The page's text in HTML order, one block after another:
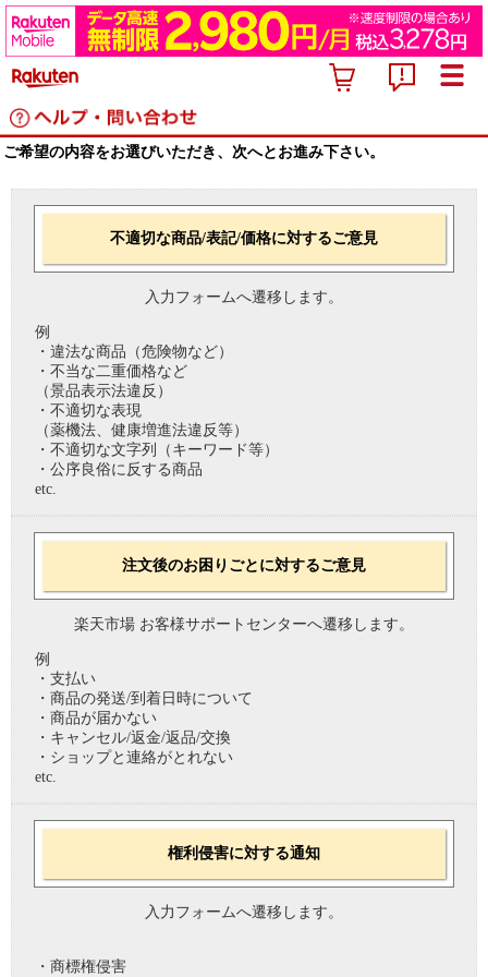
ご希望の内容をお選びいただき、次へとお進み下さい。
不適切な商品/表記/価格に対するご意見
入力フォームへ遷移します。
例
・違法な商品（危険物など）
・不当な二重価格など
（景品表示法違反）
・不適切な表現
（薬機法、健康増進法違反等）
・不適切な文字列（キーワード等）
・公序良俗に反する商品
etc.
注文後のお困りごとに対するご意見
楽天市場 お客様サポートセンターへ遷移します。
例
・支払い
・商品の発送/到着日時について
・商品が届かない
・キャンセル/返金/返品/交換
・ショップと連絡がとれない
etc.
権利侵害に対する通知
入力フォームへ遷移します。
・商標権侵害